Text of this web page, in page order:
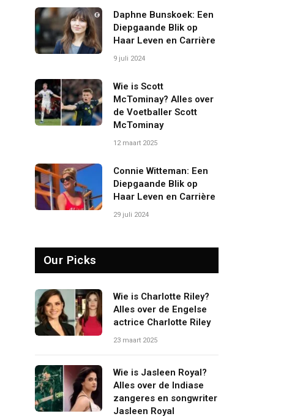
Daphne Bunskoek: Een
Diepgaande Blik op
Haar Leven en Carrière
9 juli 2024
Wie is Scott
McTominay? Alles over
de Voetballer Scott
McTominay
12 maart 2025
Connie Witteman: Een
Diepgaande Blik op
Haar Leven en Carrière
29 juli 2024
Our Picks
Wie is Charlotte Riley?
Alles over de Engelse
actrice Charlotte Riley
23 maart 2025
Wie is Jasleen Royal?
Alles over de Indiase
zangeres en songwriter
Jasleen Royal